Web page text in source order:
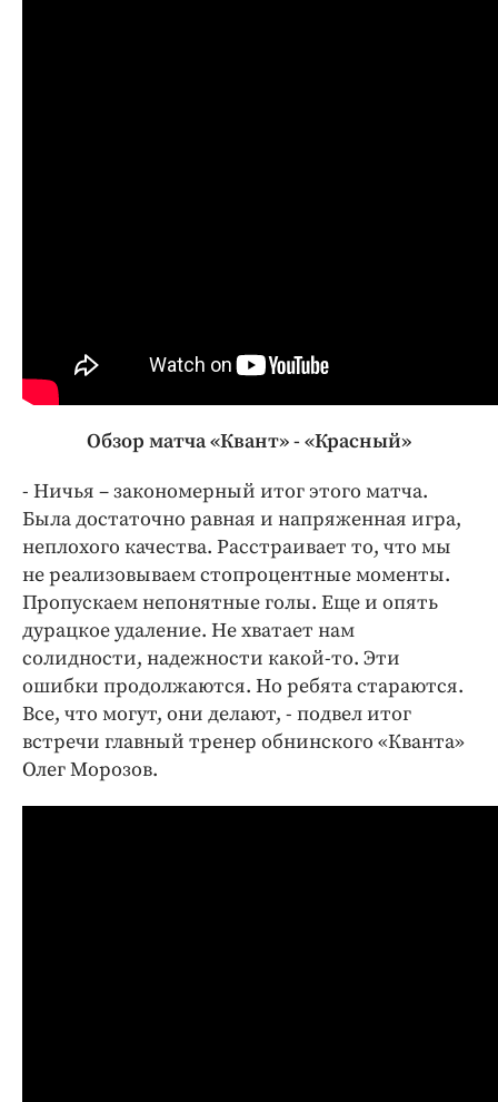
Обзор матча «Квант» - «Красный»
- Ничья – закономерный итог этого матча.
Была достаточно равная и напряженная игра,
неплохого качества. Расстраивает то, что мы
не реализовываем стопроцентные моменты.
Пропускаем непонятные голы. Еще и опять
дурацкое удаление. Не хватает нам
солидности, надежности какой-то. Эти
ошибки продолжаются. Но ребята стараются.
Все, что могут, они делают, - подвел итог
встречи главный тренер обнинского «Кванта»
Олег Морозов.